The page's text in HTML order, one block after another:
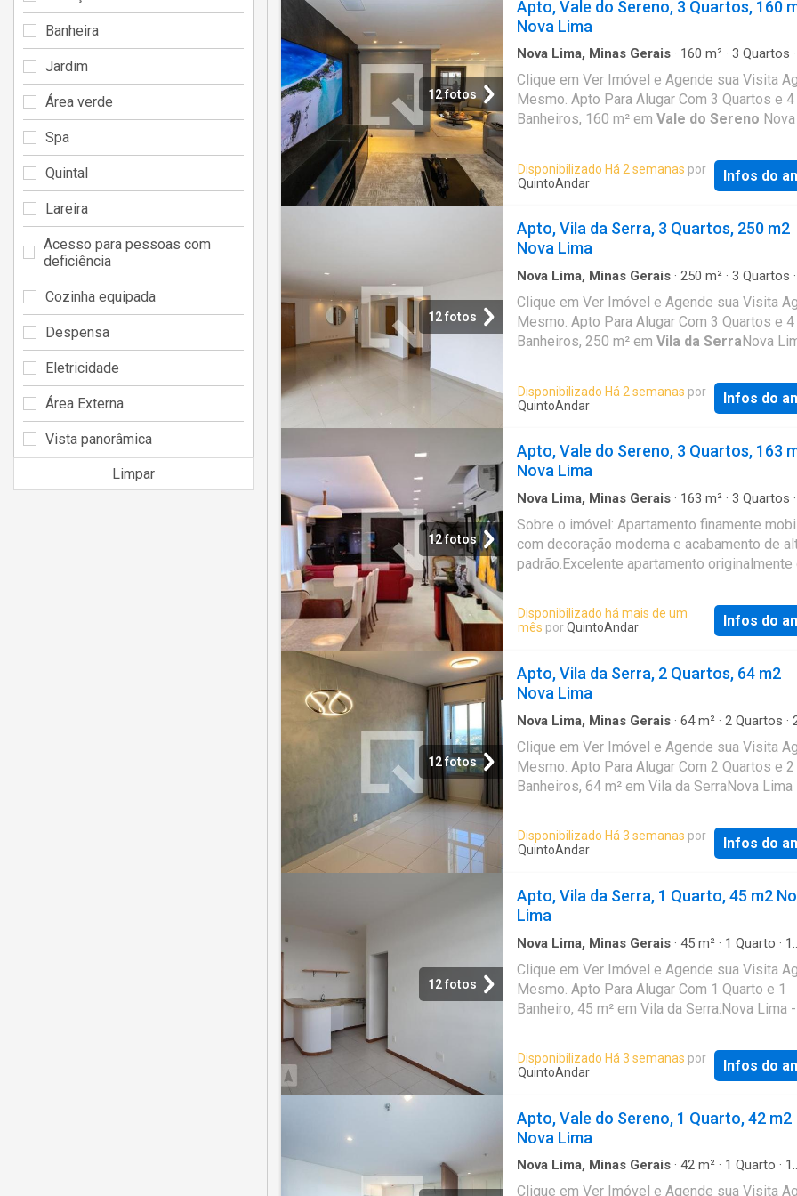
12 fotos
Apto, Vale do Sereno, 3 Quartos, 160
Nova Lima
Nova Lima, Minas Gerais · 160 m² · 3 Quartos ·
Clique em Ver Imóvel e Agende sua Visita
Mesmo. Apto Para Alugar Com 3 Quartos e 4
Banheiros, 160 m² em Vale do Sereno
Disponibilizado Há 2 semanas por
QuintoAndar
Infos do
12 fotos
Apto, Vila da Serra, 3 Quartos, 250 m2
Nova Lima
Nova Lima, Minas Gerais · 250 m² · 3 Quartos ·
Clique em Ver Imóvel e Agende sua Visita
Mesmo. Apto Para Alugar Com 3 Quartos e 4
Banheiros, 250 m² em Vila da Serra Nova
Disponibilizado Há 2 semanas por
QuintoAndar
Infos do
12 fotos
Apto, Vale do Sereno, 3 Quartos, 163
Nova Lima
Nova Lima, Minas Gerais · 163 m² · 3 Quartos ·
Garagem
Academia·Piscina·Ar Condicionado·Área de
Sala de jogos·Quadra de tênis·Alarme
Sobre o imóvel: Apartamento finamente
com decoração moderna e acabamento de
padrão.Excelente apartamento originalmente
proporcionando maior integração entre os
ambientes, 3 suítes, cozinha planejada e
equipada, área de serviço independente,
garagem.Condomínio: piscina com raia, spa,
gourmet, salão de festas, academia, espaço
quadra de tênis, portaria 24H. Valores: -
15500 - Condomínio: R$ 2000 - IPTU: R$ 122
agendar uma visita? Entre em contato pelo
formulário. Você receberá uma mensagem
mail e WhatsApp com os próximos passos.
jeito de alugar e comprar imóveis: rápido,
online, sem fiador e o melhor, sem
QuintoAndar. CRECI-MG J5851
Disponibilizado há mais de um
mês porQuintoAndar Infos do
12 fotos
Apto, Vila da Serra, 2 Quartos, 64 m2
Nova Lima
Nova Lima, Minas Gerais · 64m² · 2 Quartos ·
Clique em Ver Imóvel e Agende sua Visita
Mesmo. Apto Para Alugar Com 2 Quartos e 2
Banheiros, 64 m² em Vila da SerraNova Lima
Disponibilizado Há 3 semanas por
QuintoAndar
Infos do
12 fotos
Apto, Vila da Serra, 1 Quarto, 45 m2
Lima
Nova Lima, Minas Gerais · 45 m² · 1 Quarto · 1
Clique em Ver Imóvel e Agende sua Visita
Mesmo. Apto Para Alugar Com 1 Quarto e 1
Banheiro, 45 m² em Vila da Serra.Nova Lima
Disponibilizado Há 3 semanas por
QuintoAndar
Infos do
Apto, Vale do Sereno, 1 Quarto, 42 m2
Nova Lima
Nova Lima, Minas Gerais · 42 m² · 1 Quarto · 1
Clique em Ver Imóvel e Agende sua Visita
Banheira
Jardim
Área verde
Spa
Quintal
Lareira
Acesso para pessoas com
deficiência
Cozinha equipada
Despensa
Eletricidade
Área Externa
Vista panorâmica
Limpar